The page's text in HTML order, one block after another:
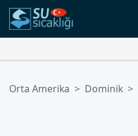
Favoriler listeniz boş.
Orta Amerika > Dominik >